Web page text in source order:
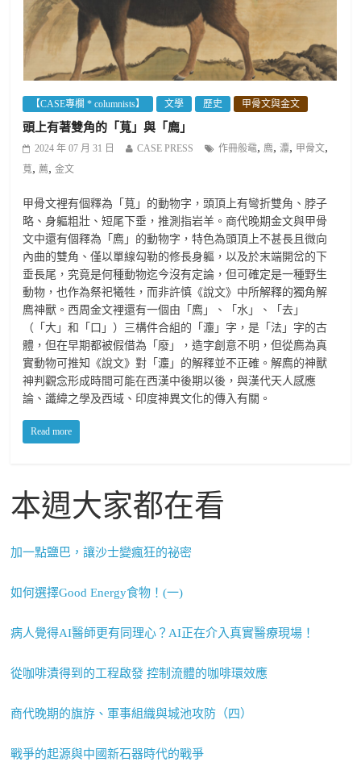
【CASE專欄 * columnists】 文學 歷史 甲骨文與金文
頭上有著雙角的「萈」與「廌」
2024 年 07 月 31 日 CASE PRESS 作冊般黿, 廌,灋, 甲骨文,
萈,薦,金文
甲骨文裡有個釋為「萈」的動物字，頭頂上有彎折雙角、脖子
略、身軀粗壯、短尾下垂，推測指岩羊。商代晚期金文與甲骨
文中還有個釋為「廌」的動物字，特色為頭頂上不甚長且微向
內曲的雙角、僅以單線勾勒的修長身軀，以及於末端開岔的下
垂長尾，究竟是何種動物迄今沒有定論，但可確定是一種野生
動物，也作為祭祀犧牲，而非許慎《說文》中所解釋的獨角解
廌神獸。西周金文裡還有一個由「廌」、「水」、「去」
（「大」和「口」）三構件合組的「灋」字，是「法」字的古
體，但在早期都被假借為「廢」，造字創意不明，但從廌為真
實動物可推知《說文》對「灋」的解釋並不正確。解廌的神獸
神判觀念形成時間可能在西漢中後期以後，與漢代天人感應
論、讖緯之學及西域、印度神異文化的傳入有關。
Read more
本週大家都在看
加一點鹽巴，讓沙士變瘋狂的祕密
如何選擇Good Energy食物！(一)
病人覺得AI醫師更有同理心？AI正在介入真實醫療現場！
從咖啡漬得到的工程啟發 控制流體的咖啡環效應
商代晚期的旗斿、軍事組織與城池攻防（四）
戰爭的起源與中國新石器時代的戰爭